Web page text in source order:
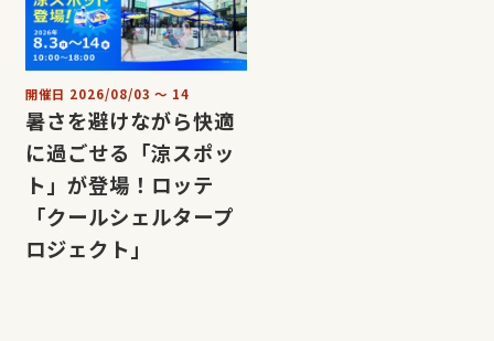
開催日 2026/08/03 〜 14
暑さを避けながら快適
に過ごせる「涼スポッ
ト」が登場！ロッテ
「クールシェルタープ
ロジェクト」